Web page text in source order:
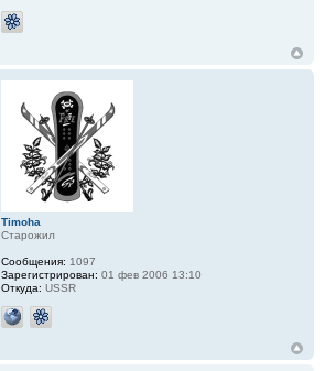
Timoha
Старожил
Сообщения: 1097
Зарегистрирован: 01 фев 2006 13:10
Откуда: USSR